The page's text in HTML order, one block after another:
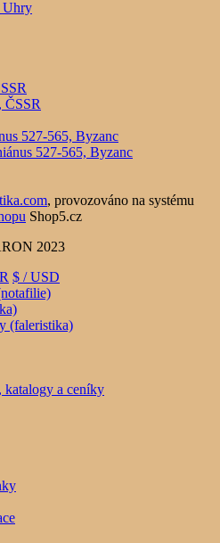
527-565, Byzanc
, provozováno na systému
Shop5.cz
2023
$ / USD
(faleristika)
katalogy a ceníky